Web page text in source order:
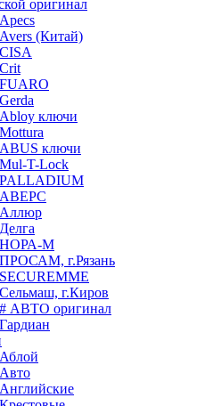
оригинал
Apecs
Avers (Китай)
CISA
Crit
FUARO
Gerda
Abloy ключи
Mottura
ABUS ключи
Mul-T-Lock
PALLADIUM
АВЕРС
Аллюр
Делга
НОРА-М
ПРОСАМ, г.Рязань
SECUREMME
Сельмаш, г.Киров
# АВТО оригинал
Гардиан
Аблой
Авто
Английские